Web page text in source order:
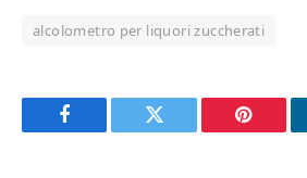
alcolometro per liquori zuccherati
Facebook Twitter